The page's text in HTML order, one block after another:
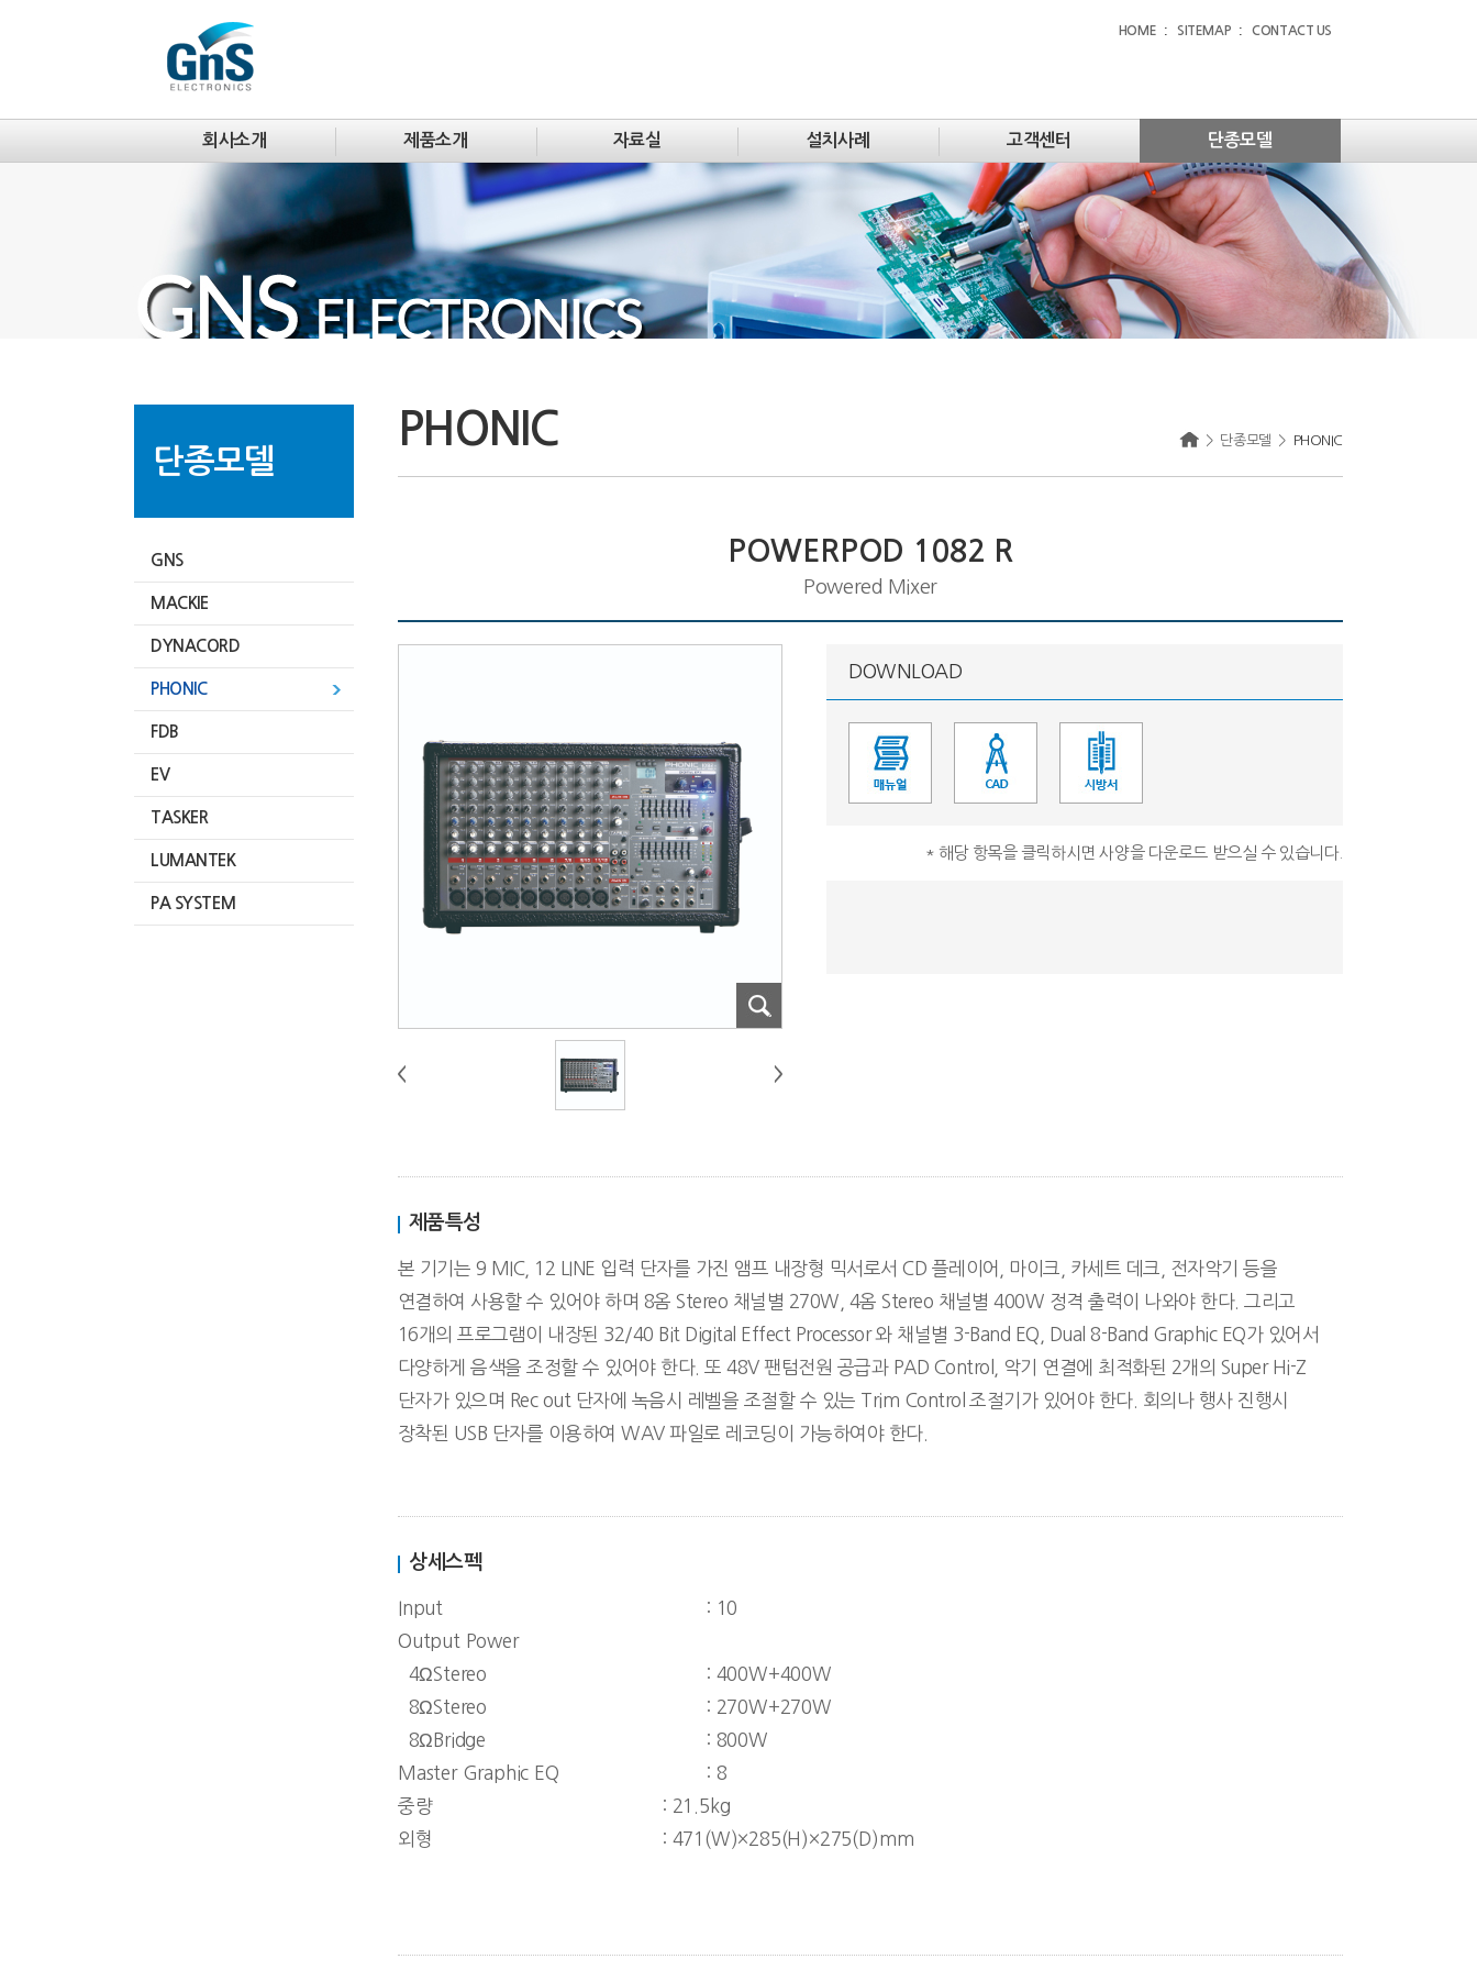
HOME SITEMAP CONTACT US
회사소개 제품소개 자료실 설치사례 고객센터 단종모델
단종모델
GNS
MACKIE
DYNACORD
PHONIC
FDB
EV
TASKER
LUMANTEK
PA SYSTEM
PHONIC > 단종모델 > PHONIC
POWERPOD 1082 R
Powered Mixer
DOWNLOAD
* 해당 항목을 클릭하시면 사양을 다운로드 받으실 수 있습니다.
제품특성
본 기기는 9 MIC, 12 LINE 입력 단자를 가진 앰프 내장형 믹서로서 CD 플레이어, 마이크, 카세트 데크, 전자악기 등을
연결하여 사용할 수 있어야 하며 8옴 Stereo 채널별 270W, 4옴 Stereo 채널별 400W 정격 출력이 나와야 한다. 그리고
16개의 프로그램이 내장된 32/40 Bit Digital Effect Processor 와 채널별 3-Band EQ, Dual 8-Band Graphic EQ가 있어서
다양하게 음색을 조정할 수 있어야 한다. 또 48V 팬텀전원 공급과 PAD Control, 악기 연결에 최적화된 2개의 Super Hi-Z
단자가 있으며 Rec out 단자에 녹음시 레벨을 조절할 수 있는 Trim Control 조절기가 있어야 한다. 회의나 행사 진행시
장착된 USB 단자를 이용하여 WAV 파일로 레코딩이 가능하여야 한다.
상세스펙
Input : 10
Output Power
4ΩStereo
: 400W+400W
8ΩStereo
: 270W+270W
8ΩBridge
: 800W
Master Graphic EQ
: 8
중량
: 21.5kg
외형
: 471(W)×285(H)×275(D)mm